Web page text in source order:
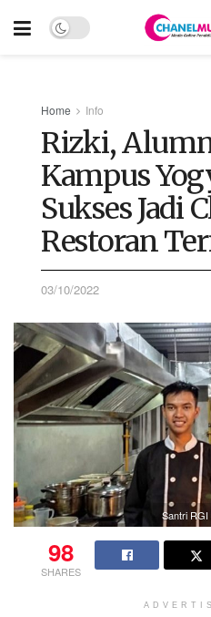
Home Info
Rizki,
Kampus
Sukses Jadi
Restoran
03/10/2022
Santri
98
SHARES